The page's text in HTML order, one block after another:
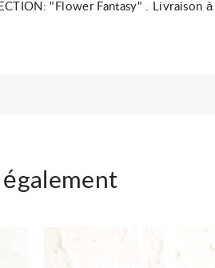
"Flower Fantasy" . Livraison